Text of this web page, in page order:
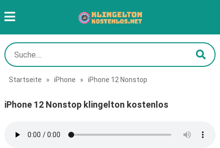
Startseite » iPhone » iPhone 12 Nonstop
iPhone 12 Nonstop klingelton kostenlos